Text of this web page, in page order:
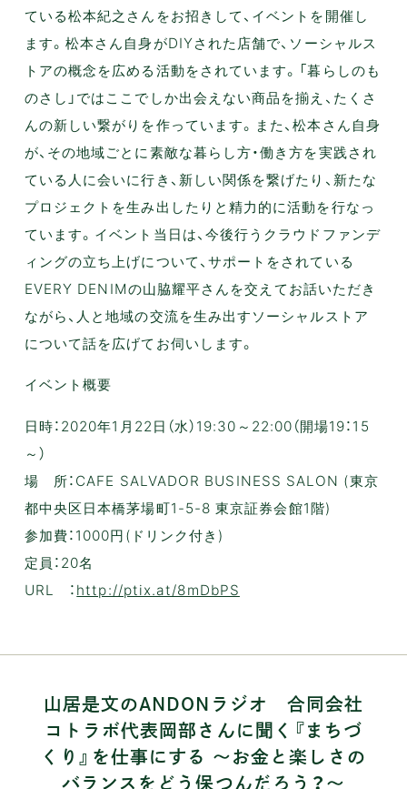
ている松本紀之さんをお招きして、イベントを開催し
ます。松本さん自身がDIYされた店舗で、ソーシャルス
トアの概念を広める活動をされています。「暮らしのも
のさし」ではここでしか出会えない商品を揃え、たくさ
んの新しい繋がりを作っています。また、松本さん自身
が、その地域ごとに素敵な暮らし方・働き方を実践され
ている人に会いに行き、新しい関係を繋げたり、新たな
プロジェクトを生み出したりと精力的に活動を行なっ
ています。イベント当日は、今後行うクラウドファンデ
ィングの立ち上げについて、サポートをされている
EVERY DENIMの山脇耀平さんを交えてお話いただき
ながら、人と地域の交流を生み出すソーシャルストア
について話を広げてお伺いします。
イベント概要
日時：2020年1月22日（水）19:30～22:00（開場19：15
～）
場 所：CAFE SALVADOR BUSINESS SALON (東京
都中央区日本橋茅場町1-5-8 東京証券会館1階)
参加費：1000円(ドリンク付き)
定員：20名
URL ： http://ptix.at/8mDbPS
山居是文のANDONラジオ 合同会社
コトラボ代表岡部さんに聞く『まちづ
くり』を仕事にする 〜お金と楽しさの
バランスをどう保つんだろう？〜